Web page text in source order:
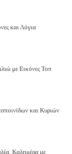
και Λόγια
με Εικόνες Τοπ
και Κυριών
Καλημέρα με